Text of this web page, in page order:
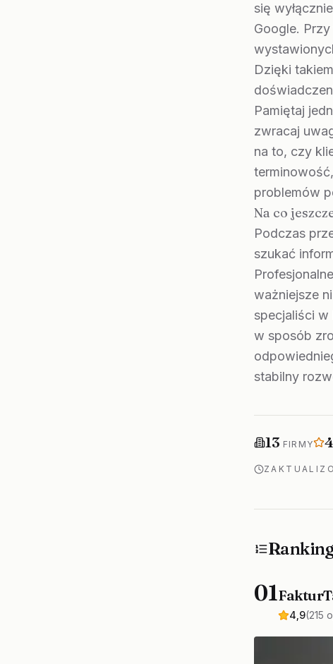
się
Google.
Dzięki
Pamiętaj
zwracaj
na to, czy
problemów
Na co
Podczas
szukać
ważniejsze
specjaliści w
w sposób
stabilny
Firm w rankingu
13 FIRMY
01
4,9(215